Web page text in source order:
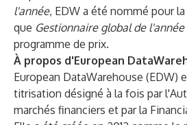
l'année, EDW a été nommé pour
que Gestionnaire global de l'année
programme de prix.
À propos d'European
European DataWarehouse (EDW)
titrisation désigné à la fois par
marchés financiers et par la